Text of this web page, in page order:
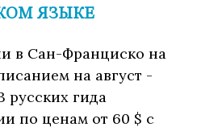
ЯЗЫКЕ
в Сан-Франциско на
на август -
русских гида
по ценам от 60 $ с